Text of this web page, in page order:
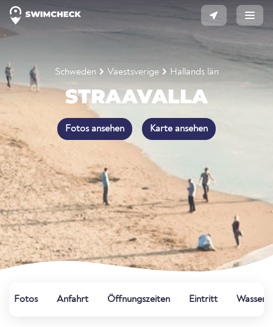
Schweden Vaestsverige Hallands län
STRAAVALLA
Fotos ansehen Karte ansehen
Fotos Anfahrt Öffnungszeiten Eintritt